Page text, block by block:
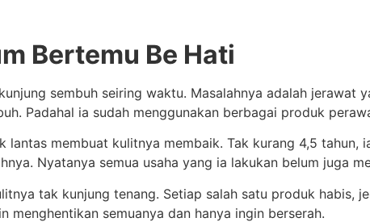
Bertemu Be Hati
sembuh seiring waktu. Masalahnya adalah jerawat
Padahal ia sudah menggunakan berbagai produk
lantas membuat kulitnya membaik. Tak kurang 4,5 tahun,
Nyatanya semua usaha yang ia lakukan belum juga
tak kunjung tenang. Setiap salah satu produk habis,
menghentikan semuanya dan hanya ingin berserah.